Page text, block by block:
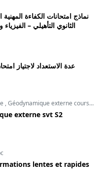
نماذج امتحانات الكفاءة المهنية
الثانوي التأهيلي –
عدة الاستعداد لاجتياز
,Géodynamique externe cours ,
externe svt S2
lentes et rapides